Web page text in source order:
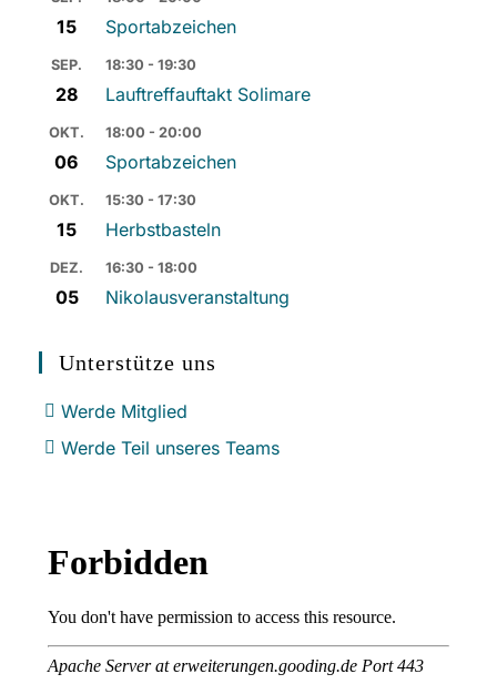
15 Sportabzeichen
SEP.
28
18:30 - 19:30
Lauftreffauftakt Solimare
OKT.
06
18:00 - 20:00
Sportabzeichen
OKT.
15
15:30 - 17:30
Herbstbasteln
DEZ.
05
16:30 - 18:00
Nikolausveranstaltung
Unterstütze uns
Werde Mitglied
Werde Teil unseres Teams